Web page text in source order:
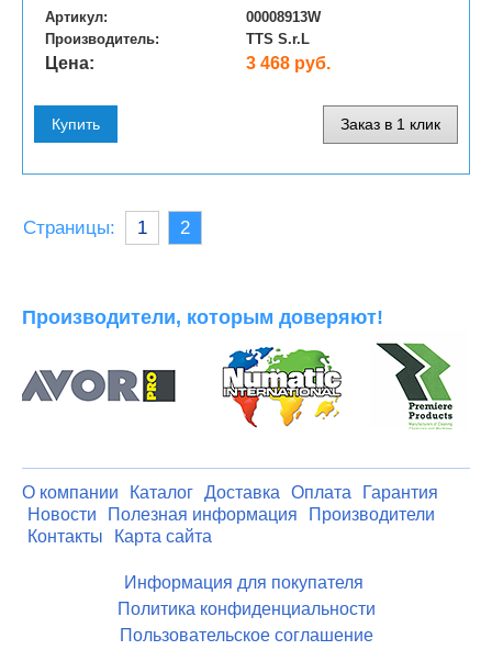
Артикул:
00008913W
Производитель:
TTS S.r.L
Цена: 3 468 руб.
Купить Заказ в 1 клик
Страницы: 1 2
Производители, которым доверяют!
О компании Каталог Доставка Оплата
Гарантия
Новости
Полезная информация
Производители
Контакты
Карта сайта
Информация для покупателя
Политика конфиденциальности
Пользовательское соглашение